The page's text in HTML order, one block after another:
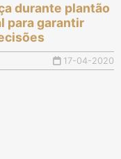
durante plantão
para garantir
17-04-2020